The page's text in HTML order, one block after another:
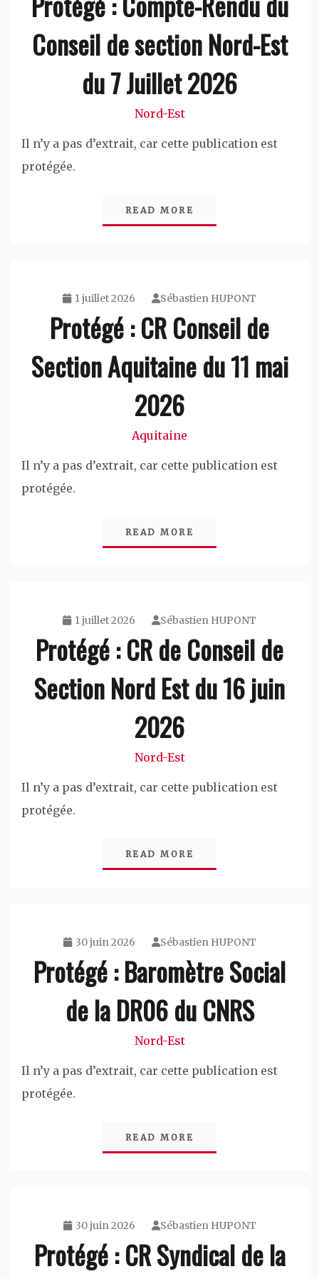
Conseil de section Nord-Est
du 7 Juillet 2026
Nord-Est
Il n’y a pas d’extrait, car cette publication est
protégée.
READ MORE
1 juillet 2026 Sébastien HUPONT
Protégé : CR Conseil de
Section Aquitaine du 11 mai
2026
Aquitaine
Il n’y a pas d’extrait, car cette publication est
protégée.
READ MORE
1 juillet 2026 Sébastien HUPONT
Protégé : CR de Conseil de
Section Nord Est du 16 juin
2026
Nord-Est
Il n’y a pas d’extrait, car cette publication est
protégée.
READ MORE
30 juin 2026 Sébastien HUPONT
Protégé : Baromètre Social
de la DR06 du CNRS
Nord-Est
Il n’y a pas d’extrait, car cette publication est
protégée.
READ MORE
30 juin 2026 Sébastien HUPONT
Protégé : CR Syndical de la